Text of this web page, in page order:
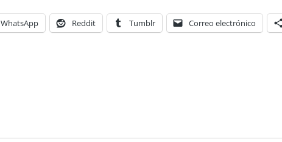
WhatsApp Reddit Tumblr Correo electrónico